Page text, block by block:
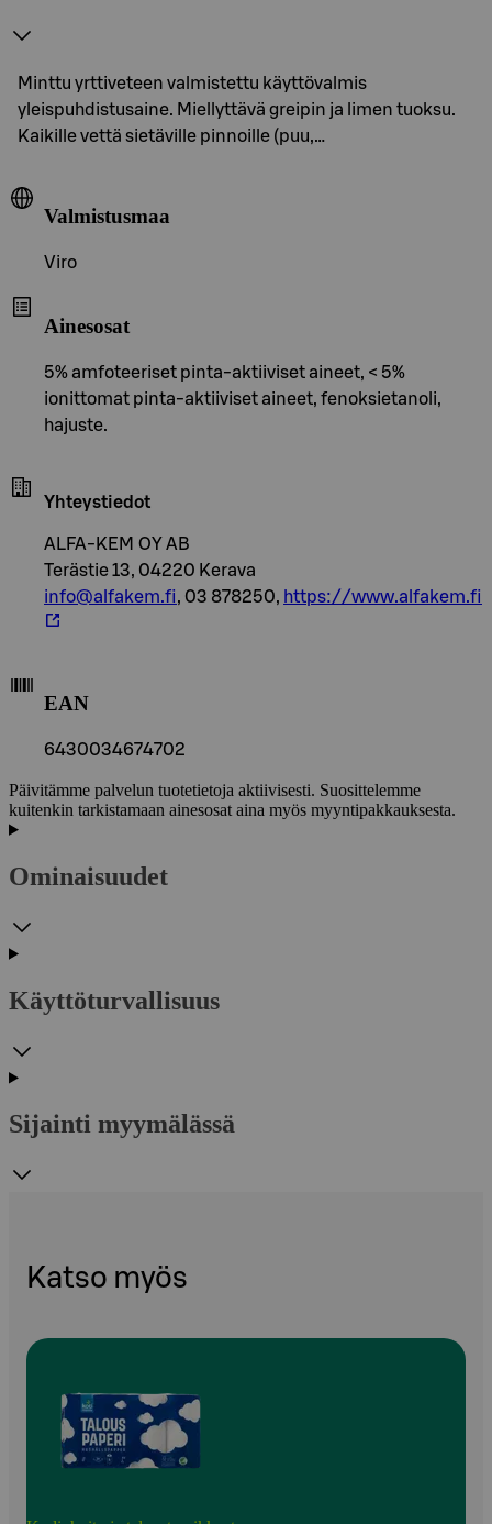
Minttu yrttiveteen valmistettu käyttövalmis
yleispuhdistusaine. Miellyttävä greipin ja limen tuoksu.
Kaikille vettä sietäville pinnoille (puu,…
Valmistusmaa
Viro
Ainesosat
5% amfoteeriset pinta-aktiiviset aineet, < 5%
ionittomat pinta-aktiiviset aineet, fenoksietanoli,
hajuste.
Yhteystiedot
ALFA-KEM OY AB
Terästie 13, 04220 Kerava
info@alfakem.fi, 03 878250, https://www.alfakem.fi
EAN
6430034674702
Päivitämme palvelun tuotetietoja aktiivisesti. Suosittelemme
kuitenkin tarkistamaan ainesosat aina myös myyntipakkauksesta.
Ominaisuudet
Käyttöturvallisuus
Sijainti myymälässä
Katso myös